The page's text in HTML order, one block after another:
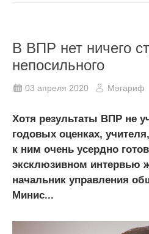
В ВПР нет ничего
непосильного
03 апреля 2020 Мәгариф
Хотя результаты ВПР не
годовых оценках,
к ним очень усердно
эксклюзивном интервью
начальник управления
Минис...